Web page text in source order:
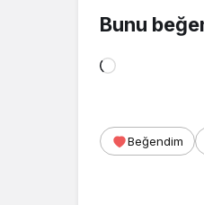
Bunu
Yükleniyor...
Beğendim